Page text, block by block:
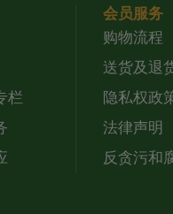
栏
会员服务
购物流程
送货及退
隐私权政
法律声明
反贪污和